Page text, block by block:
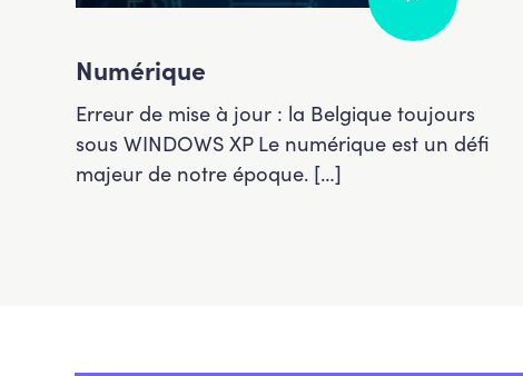
Numérique
Erreur de mise à jour : la Belgique toujours
sous WINDOWS XP Le numérique est un défi
majeur de notre époque. […]